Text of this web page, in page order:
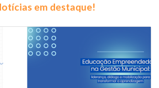
em destaque!